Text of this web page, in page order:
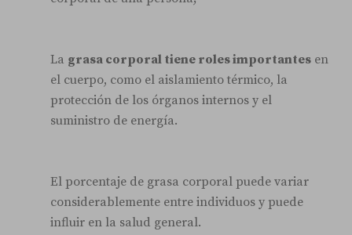
La grasa corporal tiene roles importantes en
el cuerpo, como el aislamiento térmico, la
protección de los órganos internos y el
suministro de energía.
El porcentaje de grasa corporal puede variar
considerablemente entre individuos y puede
influir en la salud general.